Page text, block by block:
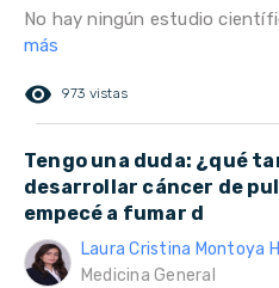
No hay ningún estudio
más
remove_red_eye 973 vistas
Tengo una duda: ¿qué
desarrollar cáncer de
empecé a fumar d
Laura Cristina Montoya
Medicina General